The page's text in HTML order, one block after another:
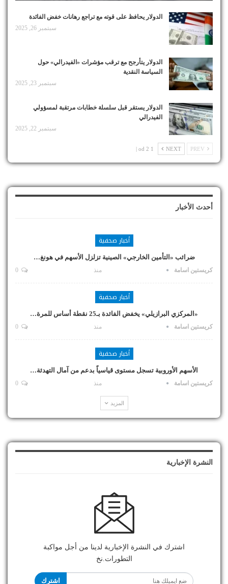
الدولار يحافظ على قوته مع تراجع رهانات خفض الفائدة
سبتمبر 26, 2025
الدولار يتأرجح مع ترقب مؤشرات «الفيدرالي» حول
السياسة النقدية
سبتمبر 23, 2025
الدولار يستقر قبل سلسلة خطابات مرتقبة لمسؤولي
الفيدرالي
سبتمبر 22, 2025
NEXT
1 od 2 |
أحدث الأخبار
أخبار صحفية
ضرائب «التأمين الخارجي» الصينية تزلزل الأسهم في هونغ…
كريستين اسامة منذ
أخبار صحفية
«المركزي البرازيلي» يخفض الفائدة بـ25 نقطة أساس للمرة…
كريستين اسامة منذ
أخبار صحفية
الأسهم الأوروبية تسجل مستوى قياسياً بدعم من آمال التهدئة…
كريستين اسامة منذ
المزيد
النشرة الإخبارية
اشترك في النشرة الإخبارية لدينا من أجل مواكبة
التطورات.نخ
اشترك